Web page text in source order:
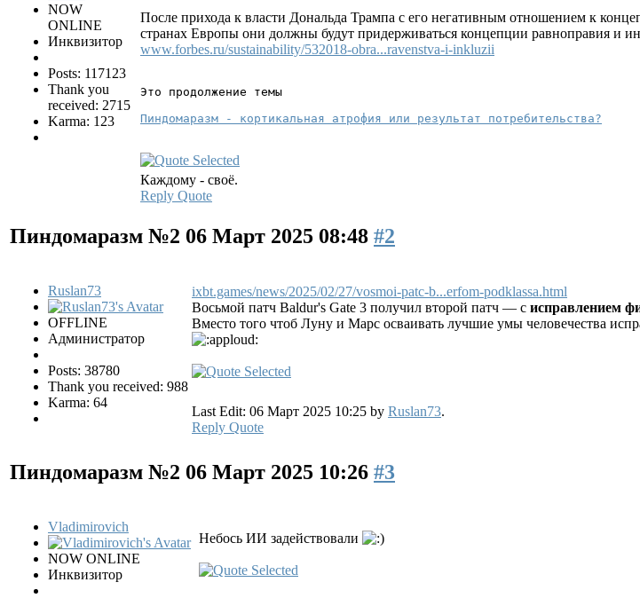
NOW
ONLINE
Инквизитор
Posts: 117123
Thank you
received: 2715
Karma: 123
После прихода к власти Дональда Трампа с его негативным отношением к
странах Европы они должны будут придерживаться концепции равноправия и
www.forbes.ru/sustainability/532018-obra...ravenstva-i-inkluzii
Это продолжение темы
Пиндомаразм - кортикальная атрофия или результат потребительства?
Каждому - своё.
Reply Quote
Пиндомаразм №2 06 Март 2025 08:48 #2
Ruslan73
OFFLINE
Администратор
Posts: 38780
Thank you received: 988
Karma: 64
ixbt.games/news/2025/02/27/vosmoi-patc-b...erfom-podklassa.html
Восьмой патч Baldur's Gate 3 получил второй патч — с исправлением
Вместо того чтоб Луну и Марс осваивать лучшие умы человечества
Last Edit: 06 Март 2025 10:25 by Ruslan73.
Reply Quote
Пиндомаразм №2 06 Март 2025 10:26 #3
Vladimirovich
NOW ONLINE
Инквизитор
Небось ИИ задействовали